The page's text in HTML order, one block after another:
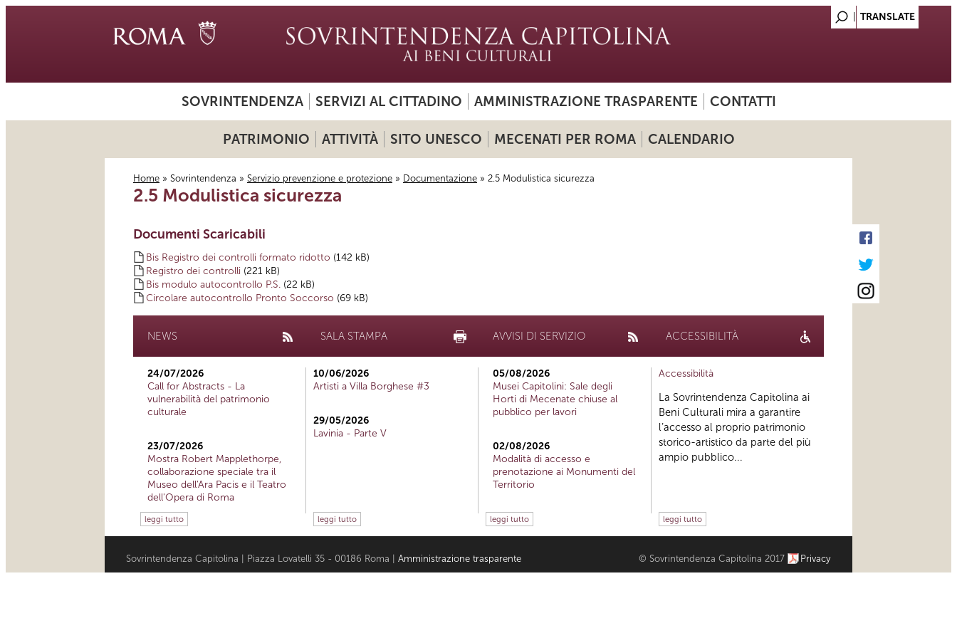
SOVRINTENDENZA SERVIZI AL CITTADINO AMMINISTRAZIONE TRASPARENTE CONTATTI
PATRIMONIO ATTIVITÀ SITO UNESCO MECENATI PER ROMA CALENDARIO
Tu sei qui
Home » Sovrintendenza » Servizio prevenzione e protezione » Documentazione » 2.5 Modulistica sicurezza
2.5 Modulistica sicurezza
Documenti Scaricabili
Bis Registro dei controlli formato ridotto (142 kB)
Registro dei controlli (221 kB)
Bis modulo autocontrollo P.S. (22 kB)
Circolare autocontrollo Pronto Soccorso (69 kB)
NEWS
24/07/2026
Call for Abstracts - La
vulnerabilità del patrimonio
culturale
23/07/2026
Mostra Robert Mapplethorpe,
collaborazione speciale tra il
Museo dell'Ara Pacis e il Teatro
dell'Opera di Roma
leggi tutto
SALA STAMPA
10/06/2026
Artisti a Villa Borghese #3
29/05/2026
Lavinia - Parte V
leggi tutto
AVVISI DI SERVIZIO
05/08/2026
Musei Capitolini: Sale degli
Horti di Mecenate chiuse al
pubblico per lavori
02/08/2026
Modalità di accesso e
prenotazione ai Monumenti del
Territorio
leggi tutto
ACCESSIBILITÀ
Accessibilità
La Sovrintendenza Capitolina ai
Beni Culturali mira a garantire
l’accesso al proprio patrimonio
storico-artistico da parte del più
ampio pubblico...
leggi tutto
Sovrintendenza Capitolina | Piazza Lovatelli 35 - 00186 Roma | Amministrazione trasparente © Sovrintendenza Capitolina 2017 Privacy